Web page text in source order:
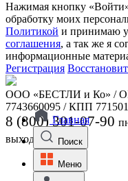
Нажимая кнопку
обработку моих
Политикой и принимаю
соглашения, а так же я
информационные
Регистрация
ООО «БЕСТЛИ и Ко» /
7743660095 / КПП
8 (800) 301-07-90
выходной
Главная
Поиск
Меню